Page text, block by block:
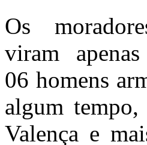
Os
viram
06 homens
algum
Valença e